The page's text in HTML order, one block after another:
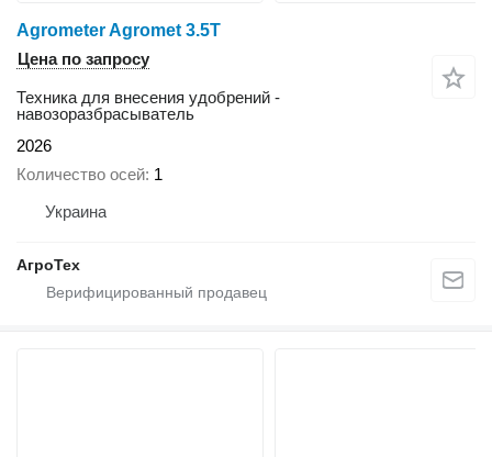
Agrometer Agromet 3.5T
Цена по запросу
Техника для внесения удобрений -
навозоразбрасыватель
2026
Количество осей 1
Украина
АгроТех